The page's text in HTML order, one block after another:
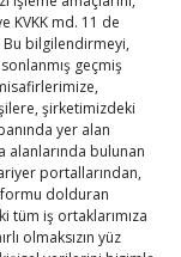
KVKK md. 11 de
Bu bilgilendirmeyi,
geçmiş
şirketimizdeki
yer alan
bulunan
portallarından,
dolduran
tüm iş ortaklarımıza
olmaksızın yüz
Prof. Dr.